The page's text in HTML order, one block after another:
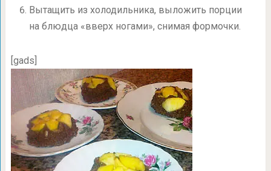
Вытащить из холодильника, выложить порции
на блюдца «вверх ногами», снимая формочки.
[gads]